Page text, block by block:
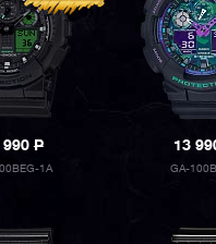
990P
1A
13
GA-